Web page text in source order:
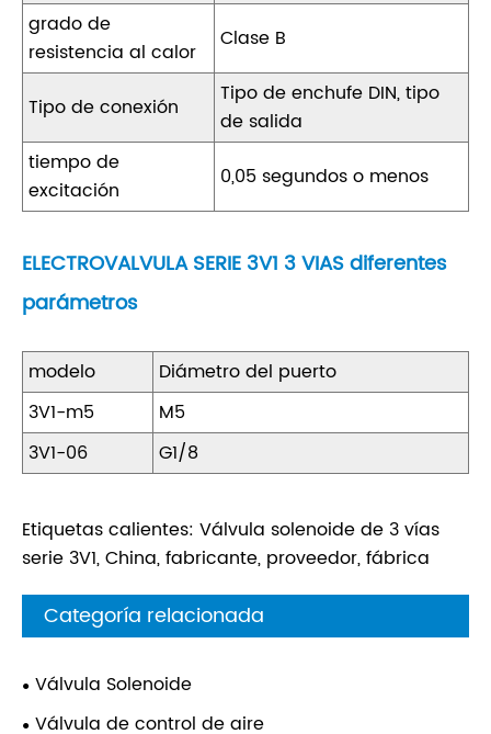
grado de
resistencia al calor
Clase B
Tipo de conexión
Tipo de enchufe DIN, tipo
de salida
tiempo de
excitación
0,05 segundos o menos
ELECTROVALVULA SERIE 3V1 3 VIAS diferentes
parámetros
modelo
Diámetro del puerto
3V1-m5
M5
3V1-06
G1/8
Etiquetas calientes: Válvula solenoide de 3 vías
serie 3V1, China, fabricante, proveedor, fábrica
Categoría relacionada
Válvula Solenoide
Válvula de control de aire